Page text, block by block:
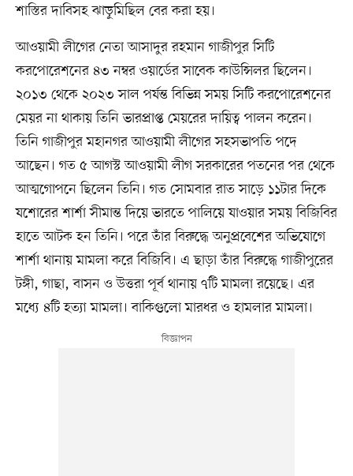
শাস্তির দাবিসহ ঝাড়ুমিছিল বের করা হয়।
আওয়ামী লীগের নেতা আসাদুর রহমান গাজীপুর সিটি
করপোরেশনের ৪৩ নম্বর ওয়ার্ডের সাবেক কাউন্সিলর ছিলেন।
২০১৩ থেকে ২০২৩ সাল পর্যন্ত বিভিন্ন সময় সিটি করপোরেশনের
মেয়র না থাকায় তিনি ভারপ্রাপ্ত মেয়রের দায়িত্ব পালন করেন।
তিনি গাজীপুর মহানগর আওয়ামী লীগের সহসভাপতি পদে
আছেন। গত ৫ আগস্ট আওয়ামী লীগ সরকারের পতনের পর থেকে
আত্মগোপনে ছিলেন তিনি। গত সোমবার রাত সাড়ে ১১টার দিকে
যশোরের শার্শা সীমান্ত দিয়ে ভারতে পালিয়ে যাওয়ার সময় বিজিবির
হাতে আটক হন তিনি। পরে তাঁর বিরুদ্ধে অনুপ্রবেশের অভিযোগে
শার্শা থানায় মামলা করে বিজিবি। এ ছাড়া তাঁর বিরুদ্ধে গাজীপুরের
টঙ্গী, গাছা, বাসন ও উত্তরা পূর্ব থানায় ৭টি মামলা রয়েছে। এর
মধ্যে ৪টি হত্যা মামলা। বাকিগুলো মারধর ও হামলার মামলা।